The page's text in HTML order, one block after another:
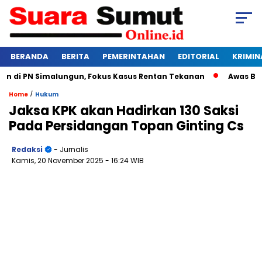
BERANDA BERITA PEMERINTAHAN EDITORIAL
Simalungun, Fokus Kasus Rentan Tekanan Awas
Home / Hukum
Jaksa KPK akan Hadirkan 130 Saksi
Pada Persidangan Topan Ginting Cs
Redaksi
- Jurnalis
Kamis, 20 November 2025 - 16:24 WIB